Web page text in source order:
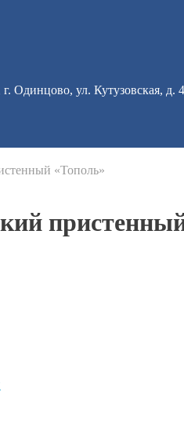
г. Одинцово, ул. Кутузовская,
«Тополь»